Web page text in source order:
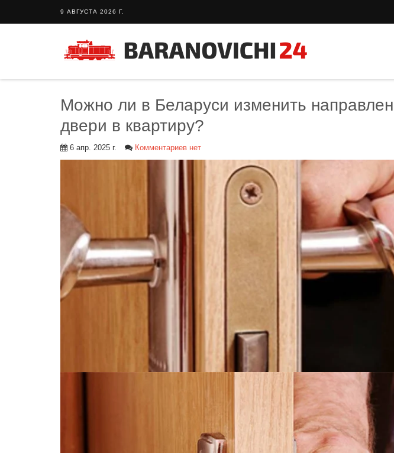
9 АВГУСТА 2026 Г.
Можно ли в Беларуси изменить
двери в квартиру?
6 апр. 2025 г. Комментариев нет
Тайный гость: кафе